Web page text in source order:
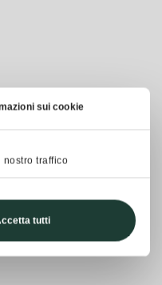
sui cookie
traffico
tutti